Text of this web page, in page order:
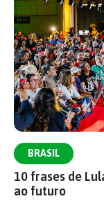
BRASIL
10 frases de
ao futuro